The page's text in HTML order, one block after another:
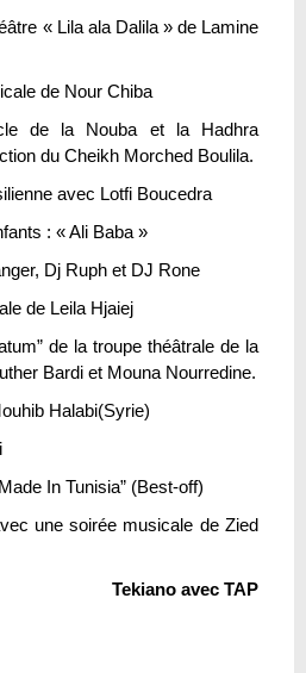
« Lila ala Dalila » de Lamine
de Nour Chiba
de la Nouba et la Hadhra
du Cheikh Morched Boulila.
avec Lotfi Boucedra
: « Ali Baba »
Dj Ruph et DJ Rone
de Leila Hjaiej
de la troupe théâtrale de la
Bardi et Mouna Nourredine.
Halabi(Syrie)
In Tunisia” (Best-off)
une soirée musicale de Zied
Tekiano avec TAP